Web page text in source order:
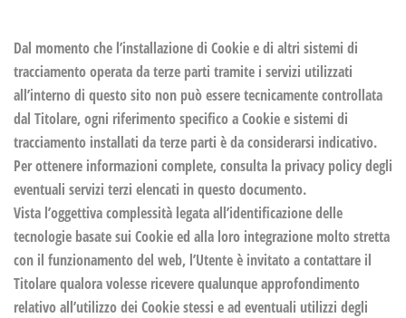
Dal momento che l’installazione di Cookie e di altri sistemi di
tracciamento operata da terze parti tramite i servizi utilizzati
all’interno di questo sito non può essere tecnicamente controllata
dal Titolare, ogni riferimento specifico a Cookie e sistemi di
tracciamento installati da terze parti è da considerarsi indicativo.
Per ottenere informazioni complete, consulta la privacy policy degli
eventuali servizi terzi elencati in questo documento.
Vista l’oggettiva complessità legata all’identificazione delle
tecnologie basate sui Cookie ed alla loro integrazione molto stretta
con il funzionamento del web, l’Utente è invitato a contattare il
Titolare qualora volesse ricevere qualunque approfondimento
relativo all’utilizzo dei Cookie stessi e ad eventuali utilizzi degli